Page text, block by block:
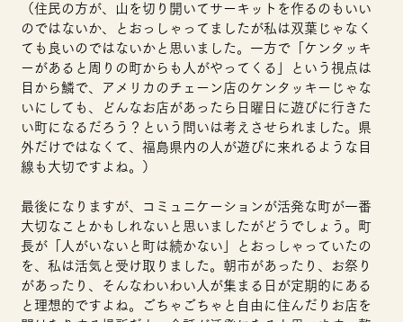
（住民の方が、山を切り開いてサーキットを作るのもいい
のではないか、とおっしゃってましたが私は双葉じゃなく
ても良いのではないかと思いました。一方で「ケンタッキ
ーがあると周りの町からも人がやってくる」という視点は
目から鱗で、アメリカのチェーン店のケンタッキーじゃな
いにしても、どんなお店があったら日曜日に遊びに行きた
い町になるだろう？という問いは考えさせられました。県
外だけではなくて、福島県内の人が遊びに来れるような目
線も大切ですよね。）
最後になりますが、コミュニケーションが活発な町が一番
大切なことかもしれないと思いましたがどうでしょう。町
長が「人がいないと町は続かない」とおっしゃっていたの
を、私は活気と受け取りました。朝市があったり、お祭り
があったり、そんなわいわい人が集まる日が定期的にある
と理想的ですよね。ごちゃごちゃと自由に住んだりお店を